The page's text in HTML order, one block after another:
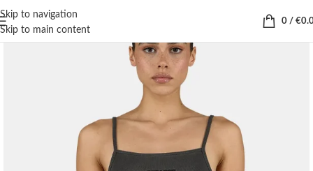
Skip to navigation
Skip to main content
0 / €